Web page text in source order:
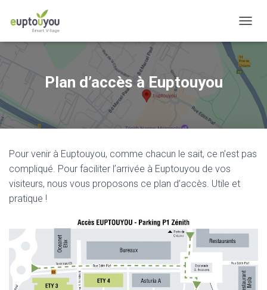
Plan d’accès à Euptouyou
Pour venir à Euptouyou, comme chacun le sait, ce n’est pas
compliqué. Pour faciliter l’arrivée à Euptouyou de vos
visiteurs, nous vous proposons ce plan d’accès. Utile et
pratique !